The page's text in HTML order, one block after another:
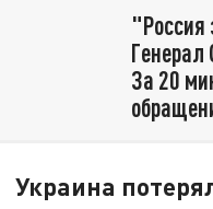
"Россия
За 20
Украина